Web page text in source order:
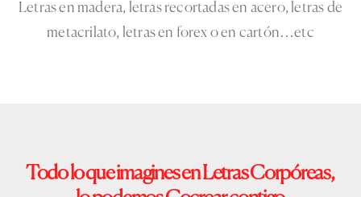
Letras en madera, letras recortadas en acero, letras de
metacrilato, letras en forex o en cartón…etc
TodoloqueimaginesenLetrasCorpóreas,